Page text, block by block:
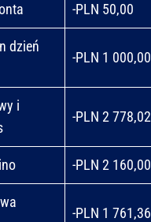
-PLN 50,00
dzień
-PLN 1 000,00
i
-PLN 2 778,02
-PLN 2 160,00
-PLN 1 761,36